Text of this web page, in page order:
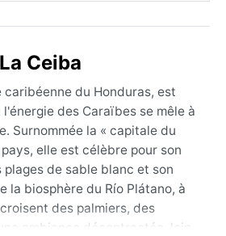
Ceiba
caribéenne du Honduras, est
des Caraïbes se mêle à
Surnommée la « capitale du
elle est célèbre pour son
de sable blanc et son
la biosphère du Río Plátano, à
des palmiers, des
ambiance décontractée, loin